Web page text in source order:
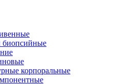
биопсийные
корпоральные